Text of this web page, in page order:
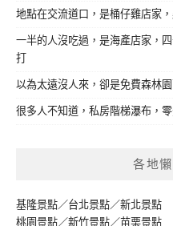
地點在交流道口，是桶仔雞店家
一半的人沒吃過，是海產店家，
打
以為太遠沒人來，卻是免費森林
很多人不知道，私房階梯瀑布，
各地
基隆景點／台北景點／新北景點
桃園景點／新竹景點／苗栗景點